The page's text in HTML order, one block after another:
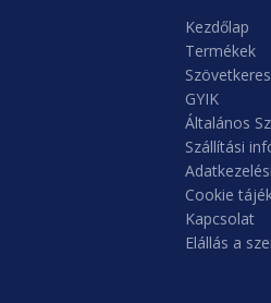
Kezdőlap
Termékek
GYIK
Általános
Szállítási
Cookie
Kapcsolat
Elállás a